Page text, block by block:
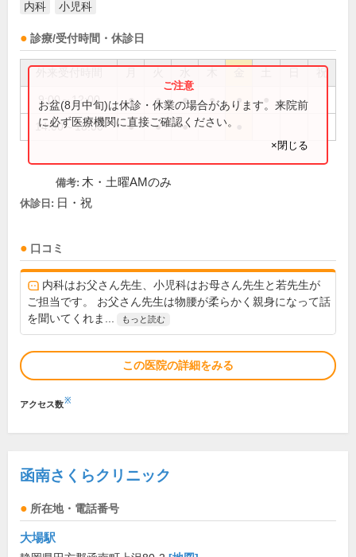
内科 小児科
診療/受付時間・休診日
祝
9:00～12:00 ● ● ● ● ●
14:00～18:00 ● ● ●
お盆(8月中旬)は休診・休業の場合があります。来院前
に必ず医療機関に直接ご確認ください。
×閉じる
備考: 木・土曜AMのみ
休診日: 日・祝
口コミ
内科はお父さん先生、小児科はお母さん先生と若先生が
ご担当です。 お父さん先生は物腰が柔らかく親身になって話
を聞いてくれま...
もっと読む
この医院の詳細をみる
アクセス数※
函南さくらクリニック
所在地・電話番号
大場駅